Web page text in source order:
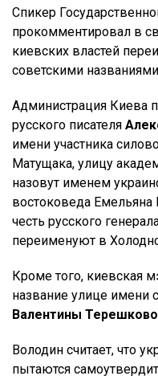
Спикер
прокомментировал в
киевских властей
советскими
Администрация Киева
русского писателя
имени участника
Матущака, улицу
назовут именем
востоковеда Емельяна
честь русского
переименуют в
Кроме того, киевская
название улице имени
Валентины
Володин считает, что
пытаются